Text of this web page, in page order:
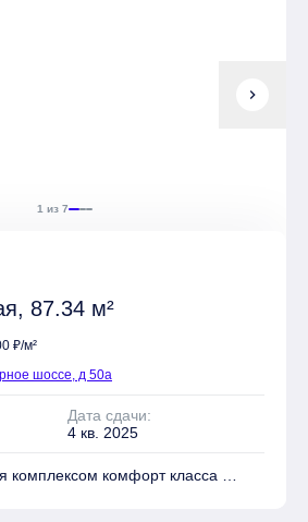
приобретены в слующих видах
chevron_right
1 из 7
87.34 м²
₽/м²
шоссе, д 50а
Дата сдачи:
4 кв. 2025
комплексом комфорт класса